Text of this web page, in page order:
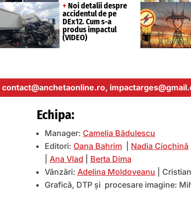
+ Noi detalii despre
accidentul de pe
DEx12. Cum s-a
produs impactul
(VIDEO)
contact@anchetaonline.ro,
Echipa:
Manager: Camelia Bădulescu
Editori: Oana Bahrim Nadia Ciochină
Ana Vlad
Berta Dima
Vânzări: Adelina Moldoveanu |
Grafică, DTP și procesare imagine: